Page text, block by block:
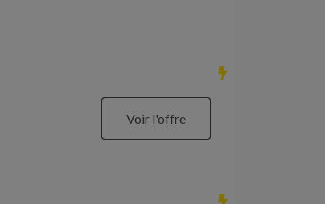
Voir l'offre